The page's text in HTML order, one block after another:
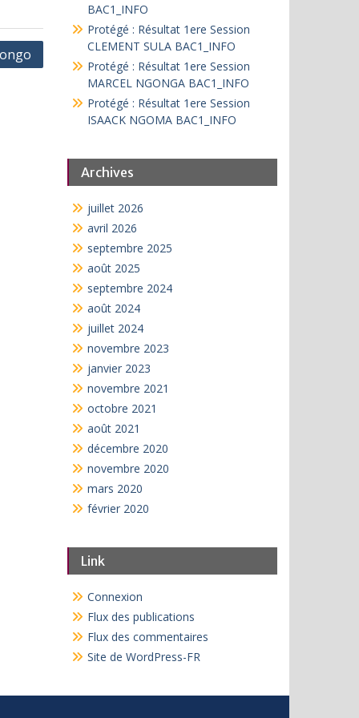
BAC1_INFO
Protégé : Résultat 1ere Session
CLEMENT SULA BAC1_INFO
Protégé : Résultat 1ere Session
MARCEL NGONGA BAC1_INFO
Protégé : Résultat 1ere Session
ISAACK NGOMA BAC1_INFO
Archives
juillet 2026
avril 2026
septembre 2025
août 2025
septembre 2024
août 2024
juillet 2024
novembre 2023
janvier 2023
novembre 2021
octobre 2021
août 2021
décembre 2020
novembre 2020
mars 2020
février 2020
Link
Connexion
Flux des publications
Flux des commentaires
Site de WordPress-FR